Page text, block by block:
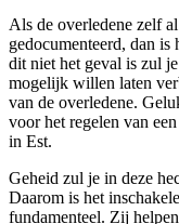
Als de overledene zelf
gedocumenteerd, dan
dit niet het geval is zul
mogelijk willen laten
van de overledene.
voor het regelen van
in Est.
Geheid zul je in deze
Daarom is het
fundamenteel. Zij